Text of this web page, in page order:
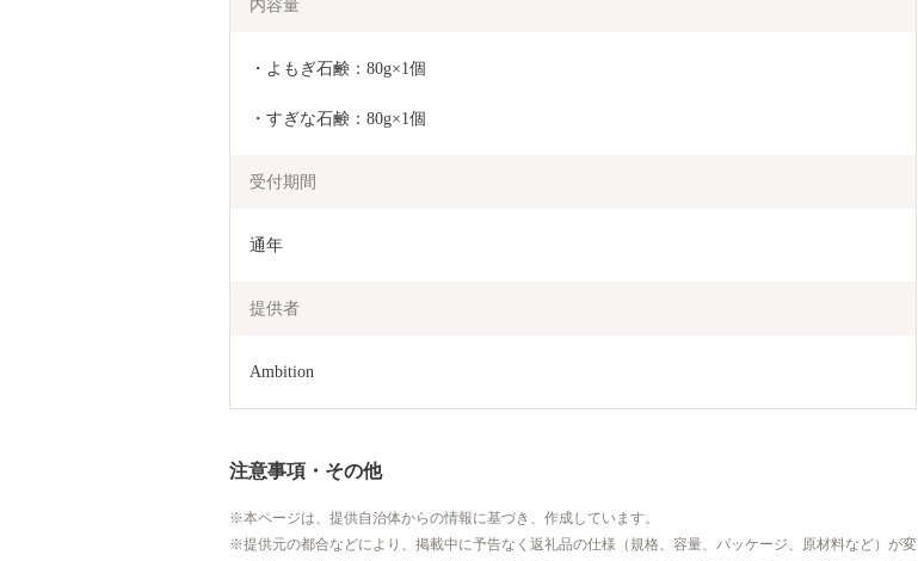
内容量
・よもぎ石鹸：80g×1個
・すぎな石鹸：80g×1個
受付期間
通年
提供者
Ambition
注意事項・その他
本ページは、提供自治体からの情報に基づき、作成しています。
提供元の都合などにより、掲載中に予告なく返礼品の仕様（規格、容量、パッケージ、原材料など）が変